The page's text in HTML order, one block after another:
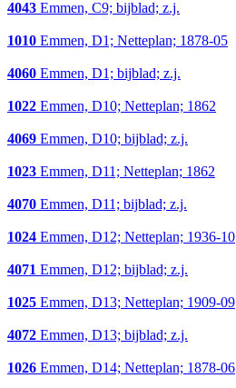
4043 Emmen, C9; bijblad; z.j.
1010 Emmen, D1; Netteplan; 1878-05
4060 Emmen, D1; bijblad; z.j.
1022 Emmen, D10; Netteplan; 1862
4069 Emmen, D10; bijblad; z.j.
1023 Emmen, D11; Netteplan; 1862
4070 Emmen, D11; bijblad; z.j.
1024 Emmen, D12; Netteplan; 1936-10
4071 Emmen, D12; bijblad; z.j.
1025 Emmen, D13; Netteplan; 1909-09
4072 Emmen, D13; bijblad; z.j.
1026 Emmen, D14; Netteplan; 1878-06